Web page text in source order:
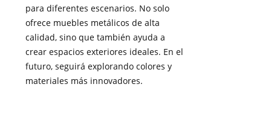
para diferentes escenarios. No solo
ofrece muebles metálicos de alta
calidad, sino que también ayuda a
crear espacios exteriores ideales. En el
futuro, seguirá explorando colores y
materiales más innovadores.